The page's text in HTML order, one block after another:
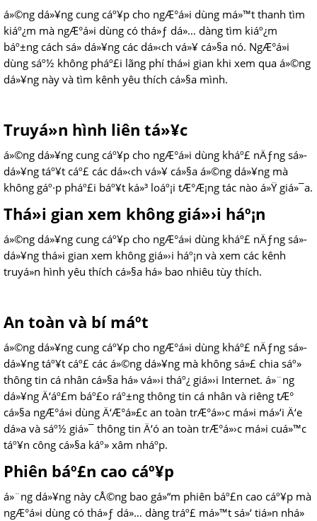
á»©ng dá»¥ng cung cáº¥p cho ngÆ°á»i dùng má»™t thanh tìm
kiáº¿m mà ngÆ°á»i dùng có thá»ƒ dá»… dàng tìm kiáº¿m
báº±ng cách sá»­ dá»¥ng các dá»‹ch vá»¥ cá»§a nó. NgÆ°á»i
dùng sáº½ không pháº£i lãng phí thá»i gian khi xem qua á»©ng
dá»¥ng này và tìm kênh yêu thích cá»§a mình.
Truyá»n hình liên tá»¥c
á»©ng dá»¥ng cung cáº¥p cho ngÆ°á»i dùng kháº£ nÄƒng sá»­
dá»¥ng táº¥t cáº£ các dá»‹ch vá»¥ cá»§a á»©ng dá»¥ng mà
không gáº·p pháº£i báº¥t ká»³ loáº¡i tÆ°Æ¡ng tác nào á»Ÿ giá»¯a.
Thá»i gian xem không giá»›i háº¡n
á»©ng dá»¥ng cung cáº¥p cho ngÆ°á»i dùng kháº£ nÄƒng sá»­
dá»¥ng thá»i gian xem không giá»›i háº¡n và xem các kênh
truyá»n hình yêu thích cá»§a há» bao nhiêu tùy thích.
An toàn và bí máº­t
á»©ng dá»¥ng cung cáº¥p cho ngÆ°á»i dùng kháº£ nÄƒng sá»­
dá»¥ng táº¥t cáº£ các á»©ng dá»¥ng mà không sá»£ chia sáº»
thông tin cá nhân cá»§a há» vá»›i tháº¿ giá»›i Internet. á»¨ng
dá»¥ng Ä‘áº£m báº£o ráº±ng thông tin cá nhân và riêng tÆ°
cá»§a ngÆ°á»i dùng Ä‘Æ°á»£c an toàn trÆ°á»›c má»i má»‘i Ä‘e
dá»a và sáº½ giá»¯ thông tin Ä‘ó an toàn trÆ°á»›c má»i cuá»™c
táº¥n công cá»§a káº» xâm nháº­p.
Phiên báº£n cao cáº¥p
á»¨ng dá»¥ng này cÅ©ng bao gá»“m phiên báº£n cao cáº¥p mà
ngÆ°á»i dùng có thá»ƒ dá»… dàng tráº£ má»™t sá»‘ tiá»n nhá»